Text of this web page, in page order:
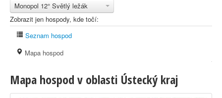
Monopol 12° Světlý ležák
Zobrazit jen hospody, kde točí:
Seznam hospod
Mapa hospod
Mapa hospod v oblasti Ústecký kraj